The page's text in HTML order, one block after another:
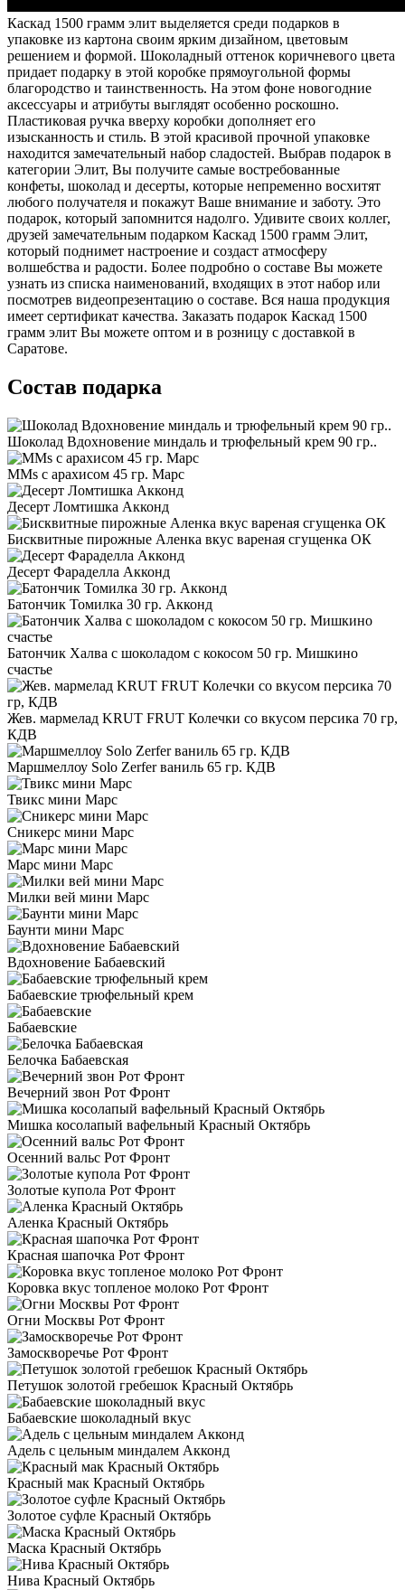
Каскад 1500 грамм элит выделяется среди подарков в
упаковке из картона своим ярким дизайном, цветовым
решением и формой. Шоколадный оттенок коричневого цвета
придает подарку в этой коробке прямоугольной формы
благородство и таинственность. На этом фоне новогодние
аксессуары и атрибуты выглядят особенно роскошно.
Пластиковая ручка вверху коробки дополняет его
изысканность и стиль. В этой красивой прочной упаковке
находится замечательный набор сладостей. Выбрав подарок в
категории Элит, Вы получите самые востребованные
конфеты, шоколад и десерты, которые непременно восхитят
любого получателя и покажут Ваше внимание и заботу. Это
подарок, который запомнится надолго. Удивите своих коллег,
друзей замечательным подарком Каскад 1500 грамм Элит,
который поднимет настроение и создаст атмосферу
волшебства и радости. Более подробно о составе Вы можете
узнать из списка наименований, входящих в этот набор или
посмотрев видеопрезентацию о составе. Вся наша продукция
имеет сертификат качества. Заказать подарок Каскад 1500
грамм элит Вы можете оптом и в розницу с доставкой в
Саратове.
Состав подарка
Шоколад Вдохновение миндаль и трюфельный крем 90 гр..
MMs с арахисом 45 гр. Марс
Десерт Ломтишка Акконд
Бисквитные пирожные Аленка вкус вареная сгущенка ОК
Десерт Фараделла Акконд
Батончик Томилка 30 гр. Акконд
Батончик Халва с шоколадом с кокосом 50 гр. Мишкино
счастье
Жев. мармелад KRUT FRUT Колечки со вкусом персика 70 гр,
КДВ
Маршмеллоу Solo Zerfer ваниль 65 гр. КДВ
Твикс мини Марс
Сникерс мини Марс
Марс мини Марс
Милки вей мини Марс
Баунти мини Марс
Вдохновение Бабаевский
Бабаевские трюфельный крем
Бабаевские
Белочка Бабаевская
Вечерний звон Рот Фронт
Мишка косолапый вафельный Красный Октябрь
Осенний вальс Рот Фронт
Золотые купола Рот Фронт
Аленка Красный Октябрь
Красная шапочка Рот Фронт
Коровка вкус топленое молоко Рот Фронт
Огни Москвы Рот Фронт
Замоскворечье Рот Фронт
Петушок золотой гребешок Красный Октябрь
Бабаевские шоколадный вкус
Адель с цельным миндалем Акконд
Красный мак Красный Октябрь
Золотое суфле Красный Октябрь
Маска Красный Октябрь
Нива Красный Октябрь